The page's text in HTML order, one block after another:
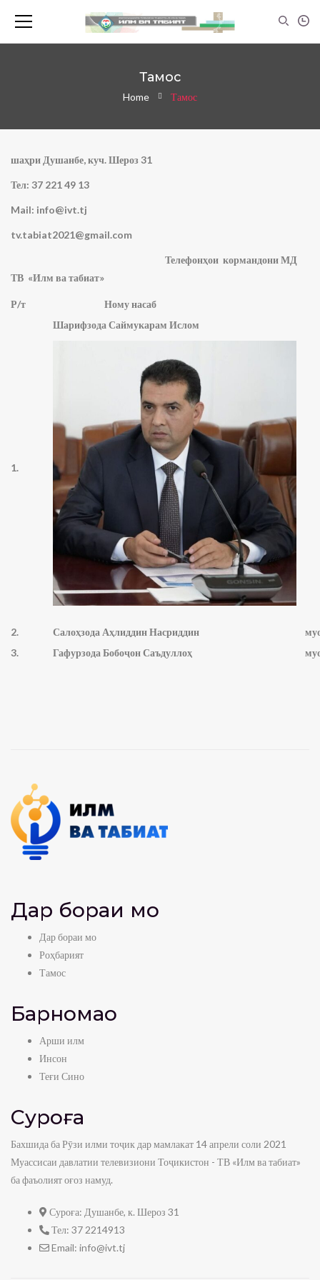
Тамос
Home Тамос
шаҳри Душанбе, куч. Шероз 31
Тел: 37 221 49 13
Mail: info@ivt.tj
tv.tabiat2021@gmail.com
Телефонҳои кормандони МД
ТВ «Илм ва табиат»
Р/т Ному насаб
1.
Шарифзода Саймукарам Ислом
2. Салоҳзода Аҳлиддин Насриддин
3.
Гафурзода Бобоҷон Саъдуллоҳ
Дар бораи мо
Дар бораи мо
Роҳбарият
Тамос
Барномаҳо
Арши илм
Инсон
Теғи Сино
Суроға
Бахшида ба Рӯзи илми тоҷик дар мамлакат 14 апрели соли 2021
Муассисаи давлатии телевизиони Тоҷикистон - ТВ «Илм ва табиат»
ба фаъолият оғоз намуд.
Суроға: Душанбе, к. Шероз 31
Тел: 37 2214913
Email: info@ivt.tj